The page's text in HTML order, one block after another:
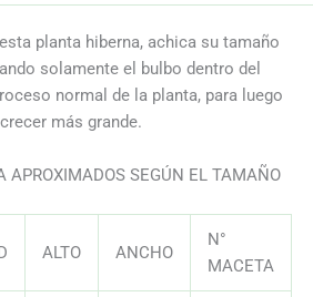
planta hiberna, achica su tamaño
solamente el bulbo dentro del
normal de la planta, para luego
más grande.
APROXIMADOS SEGÚN EL TAMAÑO
ALTO ANCHO
N°
MACETA